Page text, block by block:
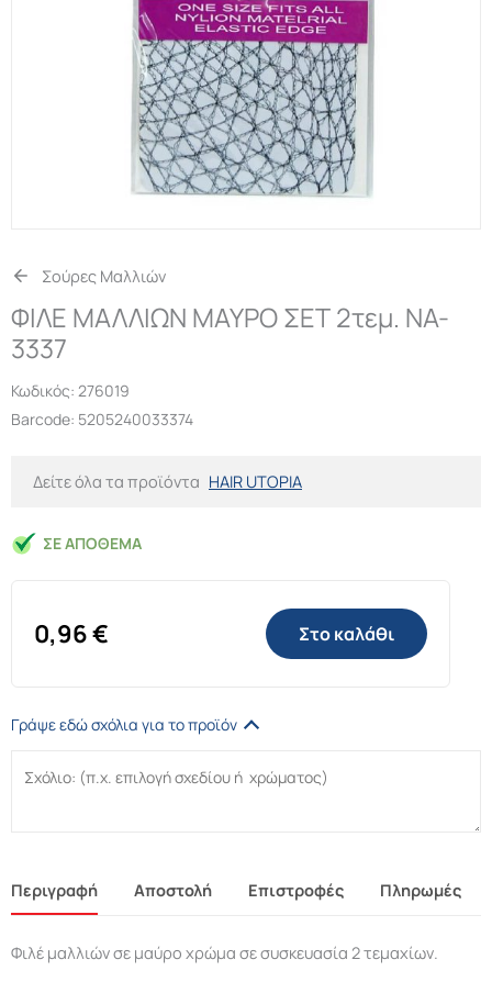
Σούρες Μαλλιών
ΦΙΛΕ ΜΑΛΛΙΩΝ ΜΑΥΡΟ ΣΕΤ 2τεμ. NA-
3337
Κωδικός: 276019
Barcode: 5205240033374
Δείτε όλα τα προϊόντα HAIR UTOPIA
ΣΕ ΑΠΌΘΕΜΑ
0,96€ Στο καλάθι
Γράψε εδώ σχόλια για το προϊόν
Περιγραφή Αποστολή Επιστροφές Πληρωμές
Φιλέ μαλλιών σε μαύρο χρώμα σε συσκευασία 2 τεμαχίων.